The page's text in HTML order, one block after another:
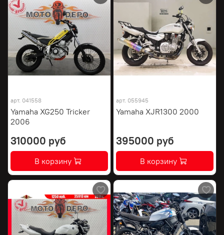
арт. 041558
Yamaha XG250 Tricker
2006
310000 руб
В корзину
арт. 055945
Yamaha XJR1300 2000
395000 руб
В корзину